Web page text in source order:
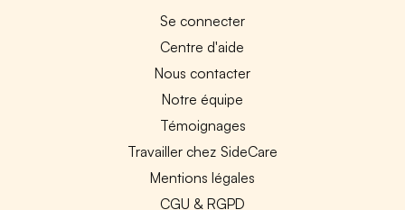
Se connecter
Centre d'aide
Nous contacter
Notre équipe
Témoignages
Travailler chez SideCare
Mentions légales
CGU & RGPD